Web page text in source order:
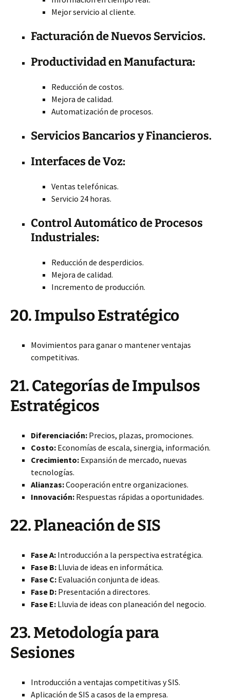
Mejor servicio al cliente.
Facturación de Nuevos Servicios.
Productividad en Manufactura:
Reducción de costos.
Mejora de calidad.
Automatización de procesos.
Servicios Bancarios y Financieros.
Interfaces de Voz:
Ventas telefónicas.
Servicio 24 horas.
Control Automático de Procesos
Industriales:
Reducción de desperdicios.
Mejora de calidad.
Incremento de producción.
20. Impulso Estratégico
Movimientos para ganar o mantener ventajas
competitivas.
21. Categorías de Impulsos
Estratégicos
Diferenciación: Precios, plazas, promociones.
Costo: Economías de escala, sinergia, información.
Crecimiento: Expansión de mercado, nuevas
tecnologías.
Alianzas:Cooperación entre organizaciones.
Innovación: Respuestas rápidas a oportunidades.
22. Planeación de SIS
Fase A: Introducción a la perspectiva estratégica.
Fase B: Lluvia de ideas en informática.
Fase C: Evaluación conjunta de ideas.
Fase D: Presentación a directores.
Fase E: Lluvia de ideas con planeación del negocio.
23. Metodología para
Sesiones
Introducción a ventajas competitivas y SIS.
Aplicación de SIS a casos de la empresa.